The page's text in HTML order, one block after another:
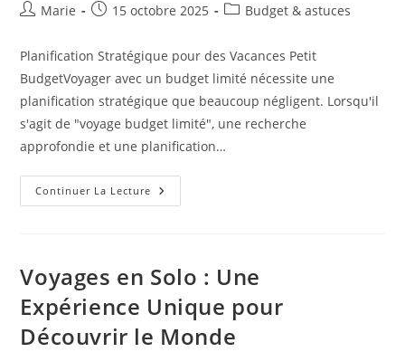
Auteur/autrice
la
publication :
Marie
Publication
15 octobre 2025
PostBudget & astuces
Planification Stratégique pour des Vacances Petit
BudgetVoyager avec un budget limité nécessite une
planification stratégique que beaucoup négligent. Lorsqu'il
s'agit de "voyage budget limité", une recherche
approfondie et une planification…
Continuer La Lecture 10
Astuces
Budget
Limité
Compromettre
Le
Confort
Voyages en Solo : Une
Expérience Unique pour
Découvrir le Monde